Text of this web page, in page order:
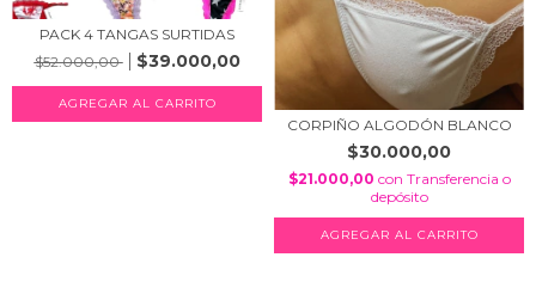
PACK 4 TANGAS SURTIDAS
$52.000,00
$39.000,00
CORPIÑO ALGODÓN BLANCO
$30.000,00
$21.000,00 con Transferencia o
depósito
AGREGAR AL CARRITO